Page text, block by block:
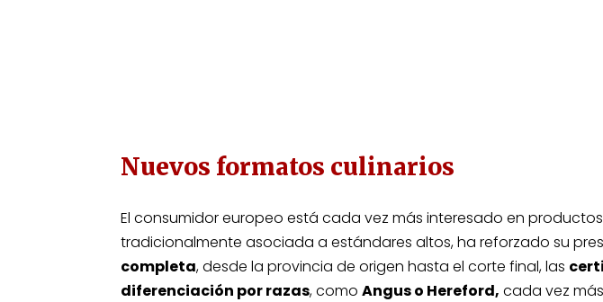
Nuevos formatos culinarios
El consumidor europeo está cada vez más interesado en
tradicionalmente asociada a estándares altos, ha reforzado su
completa, desde la provincia de origen hasta el corte final, las
diferenciación por razas, comoAngus o Hereford, cada vez